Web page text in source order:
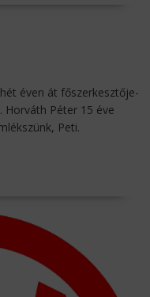
éven át főszerkesztője-
Horváth Péter 15 éve
Peti.